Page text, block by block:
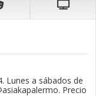
Lunes a sábados de
Precio